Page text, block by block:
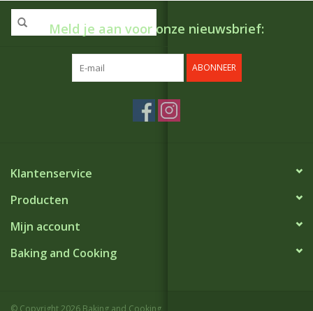
Meld je aan voor onze nieuwsbrief:
ABONNEER
Klantenservice
Producten
Mijn account
Baking and Cooking
© Copyright 2026 Baking and Cooking